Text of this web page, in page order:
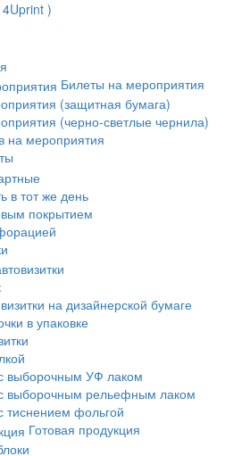
Билеты на мероприятия
(защитная бумага)
(черно-светлые чернила)
на мероприятия
в тот же день
покрытием
на дизайнерской бумаге
в упаковке
выборочным УФ лаком
выборочным рельефным лаком
тиснением фольгой
Готовая продукция